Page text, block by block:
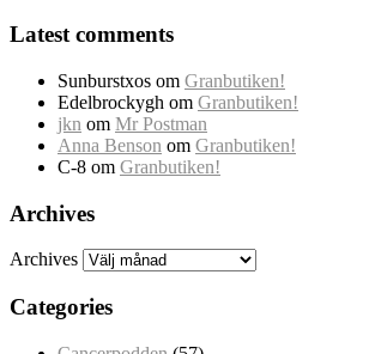
Latest comments
Sunburstxos om Granbutiken!
Edelbrockygh om Granbutiken!
jkn om Mr Postman
Anna Benson om Granbutiken!
C-8 om Granbutiken!
Archives
Archives
Categories